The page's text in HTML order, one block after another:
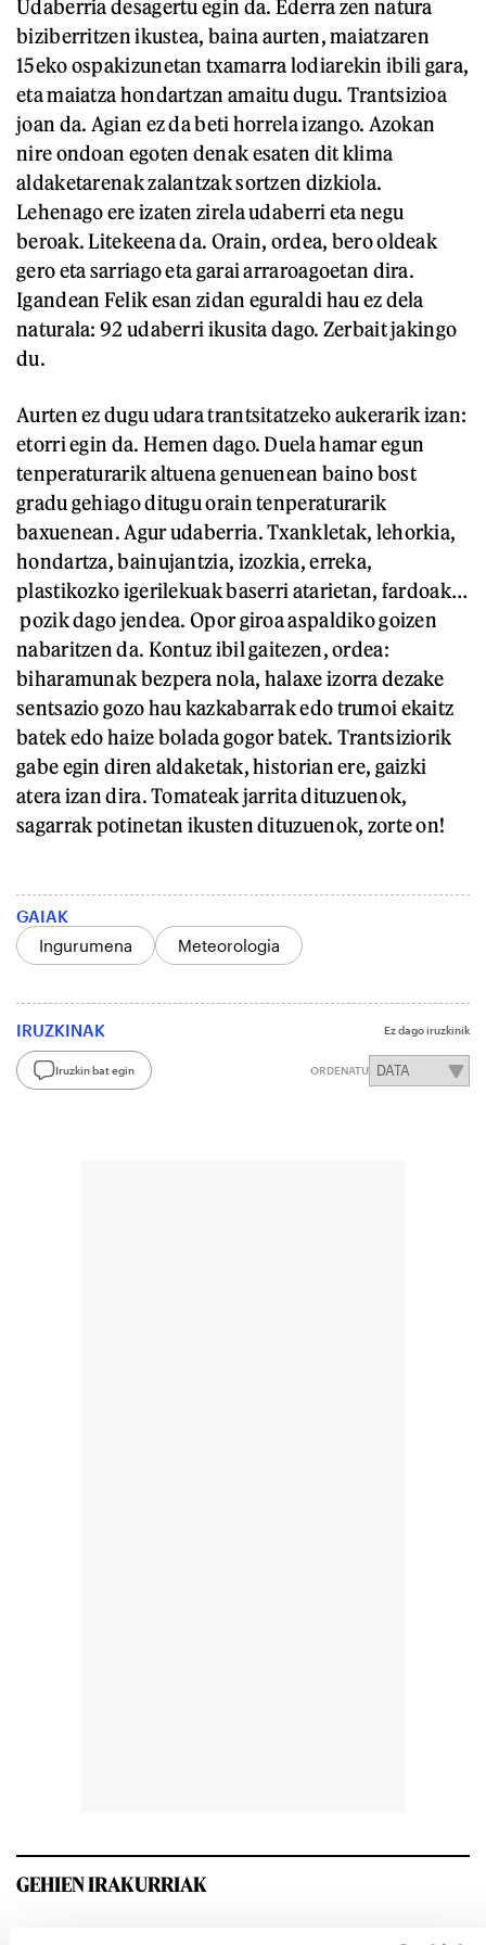
Udaberria desagertu egin da. Ederra zen natura
biziberritzen ikustea, baina aurten, maiatzaren
15eko ospakizunetan txamarra lodiarekin ibili gara,
eta maiatza hondartzan amaitu dugu. Trantsizioa
joan da. Agian ez da beti horrela izango. Azokan
nire ondoan egoten denak esaten dit klima
aldaketarenak zalantzak sortzen dizkiola.
Lehenago ere izaten zirela udaberri eta negu
beroak. Litekeena da. Orain, ordea, bero oldeak
gero eta sarriago eta garai arraroagoetan dira.
Igandean Felik esan zidan eguraldi hau ez dela
naturala: 92 udaberri ikusita dago. Zerbait jakingo
du.
Aurten ez dugu udara trantsitatzeko aukerarik izan:
etorri egin da. Hemen dago. Duela hamar egun
tenperaturarik altuena genuenean baino bost
gradu gehiago ditugu orain tenperaturarik
baxuenean. Agur udaberria. Txankletak, lehorkia,
hondartza, bainujantzia, izozkia, erreka,
plastikozko igerilekuak baserri atarietan, fardoak…
pozik dago jendea. Opor giroa aspaldiko goizen
nabaritzen da. Kontuz ibil gaitezen, ordea:
biharamunak bezpera nola, halaxe izorra dezake
sentsazio gozo hau kazkabarrak edo trumoi ekaitz
batek edo haize bolada gogor batek. Trantsiziorik
gabe egin diren aldaketak, historian ere, gaizki
atera izan dira. Tomateak jarrita dituzuenok,
sagarrak potinetan ikusten dituzuenok, zorte on!
GAIAK
Ingurumena
Meteorologia
IRUZKINAK Ez dago iruzkinik
Iruzkin bat egin ORDENATU
GEHIEN IRAKURRIAK